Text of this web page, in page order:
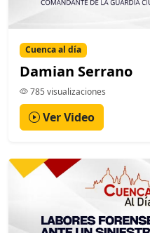
Cuenca al día
Damian Serrano
785 visualizaciones
Ver Video